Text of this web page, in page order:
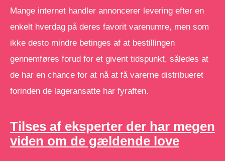
Mange internet handler annoncerer levering efter en
enkelt hverdag på deres favorit varenumre, men som
ikke desto mindre betinges af at bestillingen
gennemføres forud for et givent tidspunkt, således at
de har en chance for at nå at få varerne distribueret
forinden de lageransatte har fyraften.
Tilses af eksperter der har megen
viden om de gældende love